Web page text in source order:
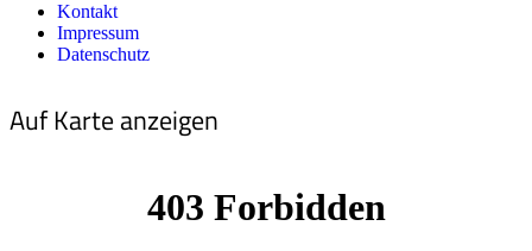
Kontakt
Impressum
Datenschutz
Auf Karte anzeigen